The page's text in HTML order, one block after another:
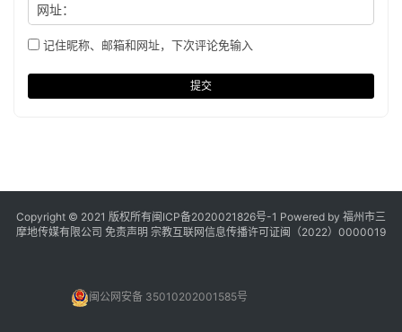
网址：
记住昵称、邮箱和网址，下次评论免输入
提交
Copyright © 2021 版权所有闽ICP备2020021826号-1 Powered by 福州市三
摩地传媒有限公司 免责声明 宗教互联网信息传播许可证闽（2022）0000019
闽公网安备 35010202001585号